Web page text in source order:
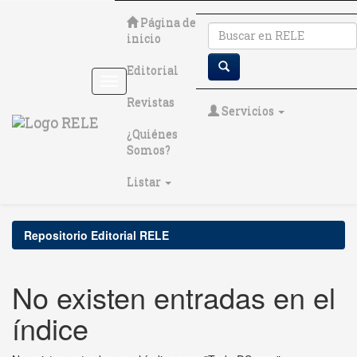
Página de
inicio
Editorial
Revistas
¿Quiénes
Somos?
Listar
Servicios
Repositorio Editorial RELE
No existen entradas en el
índice